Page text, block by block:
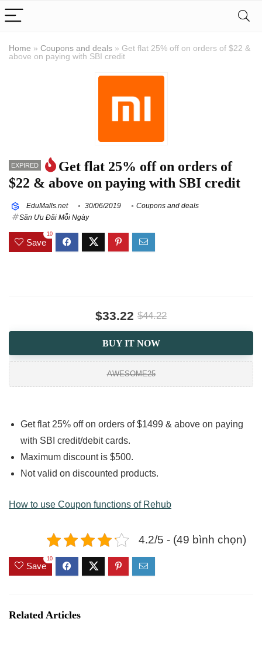
Home » Coupons and deals » Get flat 25% off on orders of $22 &
above on paying with SBI credit
EXPIRED
Get flat 25% off on orders of
$22 & above on paying with SBI credit
EduMalls.net 30/06/2019
Coupons and deals
Săn Ưu Đãi Mỗi Ngày
Save
10
$33.22 $44.22
BUY IT NOW
AWESOME25
Get flat 25% off on orders of $1499 & above on paying
with SBI credit/debit cards.
Maximum discount is $500.
Not valid on discounted products.
How to use Coupon functions of Rehub
4.2/5 - (49 bình chọn)
Save
10
Related Articles